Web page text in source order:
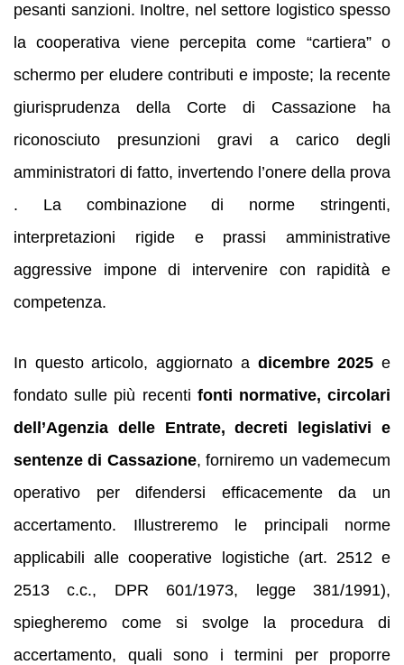
pesanti sanzioni. Inoltre, nel settore logistico spesso
la cooperativa viene percepita come “cartiera” o
schermo per eludere contributi e imposte; la recente
giurisprudenza della Corte di Cassazione ha
riconosciuto presunzioni gravi a carico degli
amministratori di fatto, invertendo l’onere della prova
. La combinazione di norme stringenti,
interpretazioni rigide e prassi amministrative
aggressive impone di intervenire con rapidità e
competenza.
In questo articolo, aggiornato a dicembre 2025 e
fondato sulle più recenti fonti normative, circolari
dell’Agenzia delle Entrate, decreti legislativi e
sentenze di Cassazione, forniremo un vademecum
operativo per difendersi efficacemente da un
accertamento. Illustreremo le principali norme
applicabili alle cooperative logistiche (art. 2512 e
2513 c.c., DPR 601/1973, legge 381/1991),
spiegheremo come si svolge la procedura di
accertamento, quali sono i termini per proporre